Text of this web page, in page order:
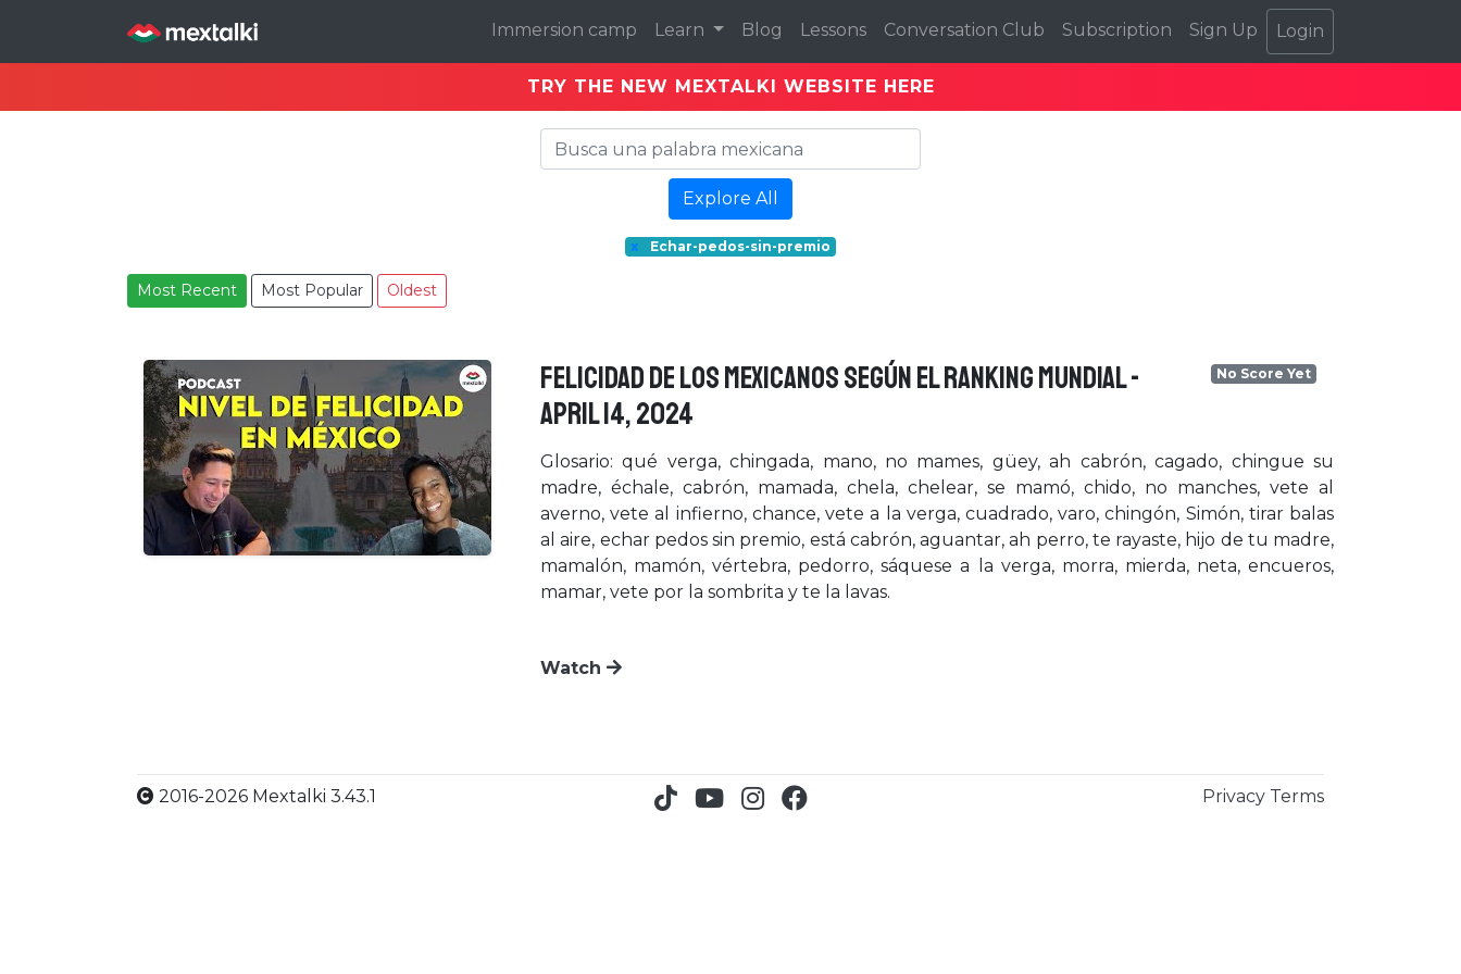
Immersion camp Learn Blog Lessons Conversation Club Subscription Sign Up Login
TRY THE NEW MEXTALKI WEBSITE HERE
Explore All
x Echar-pedos-sin-premio
Most Recent Most Popular Oldest
FELICIDAD DE LOS MEXICANOS SEGÚN EL RANKING MUNDIAL -
April 14, 2024
No Score Yet
Glosario: qué verga, chingada, mano, no mames, güey, ah cabrón, cagado, chingue su
madre, échale, cabrón, mamada, chela, chelear, se mamó, chido, no manches, vete al
averno, vete al infierno, chance, vete a la verga, cuadrado, varo, chingón, Simón, tirar balas
al aire, echar pedos sin premio, está cabrón, aguantar, ah perro, te rayaste, hijo de tu madre,
mamalón, mamón, vértebra, pedorro, sáquese a la verga, morra, mierda, neta, encueros,
mamar, vete por la sombrita y te la lavas.
Watch
2016-2026 Mextalki 3.43.1 Privacy Terms